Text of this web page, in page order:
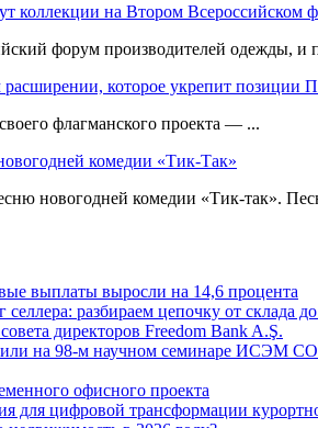
коллекции на Втором Всероссийском
форум производителей одежды, и
которое укрепит позиции
флагманского проекта — ...
комедии «Тик-Так»
новогодней комедии «Тик-так».
выплаты выросли на 14,6 процента
разбираем цепочку от склада
директоров Freedom Bank A.Ş.
на 98-м научном семинаре ИСЭМ СО
офисного проекта
для цифровой трансформации